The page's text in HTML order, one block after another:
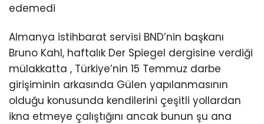
edemedi
Almanya istihbarat servisi BND’nin başkanı
Bruno Kahl, haftalık Der Spiegel dergisine verdiği
mülakkatta , Türkiye’nin 15 Temmuz darbe
girişiminin arkasında Gülen yapılanmasının
olduğu konusunda kendilerini çeşitli yollardan
ikna etmeye çalıştığını ancak bunun şu ana